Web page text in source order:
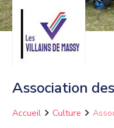
Association
Accueil Culture